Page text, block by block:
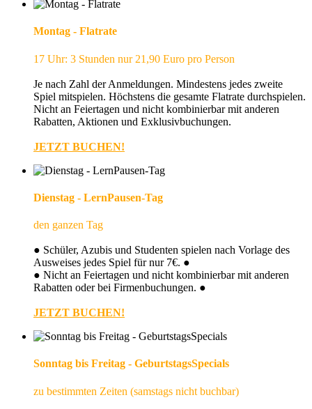
Montag - Flatrate
17 Uhr: 3 Stunden nur 21,90 Euro pro Person
Je nach Zahl der Anmeldungen. Mindestens jedes zweite
Spiel mitspielen. Höchstens die gesamte Flatrate durchspielen.
Nicht an Feiertagen und nicht kombinierbar mit anderen
Rabatten, Aktionen und Exklusivbuchungen.
JETZT BUCHEN!
Dienstag - LernPausen-Tag
den ganzen Tag
● Schüler, Azubis und Studenten spielen nach Vorlage des
Ausweises jedes Spiel für nur 7€. ●
● Nicht an Feiertagen und nicht kombinierbar mit anderen
Rabatten oder bei Firmenbuchungen. ●
JETZT BUCHEN!
Sonntag bis Freitag - GeburtstagsSpecials
zu bestimmten Zeiten (samstags nicht buchbar)